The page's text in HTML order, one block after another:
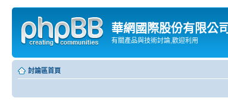
華網國際股份有限公司
有關產品與技術討論,歡迎利用
討論區首頁